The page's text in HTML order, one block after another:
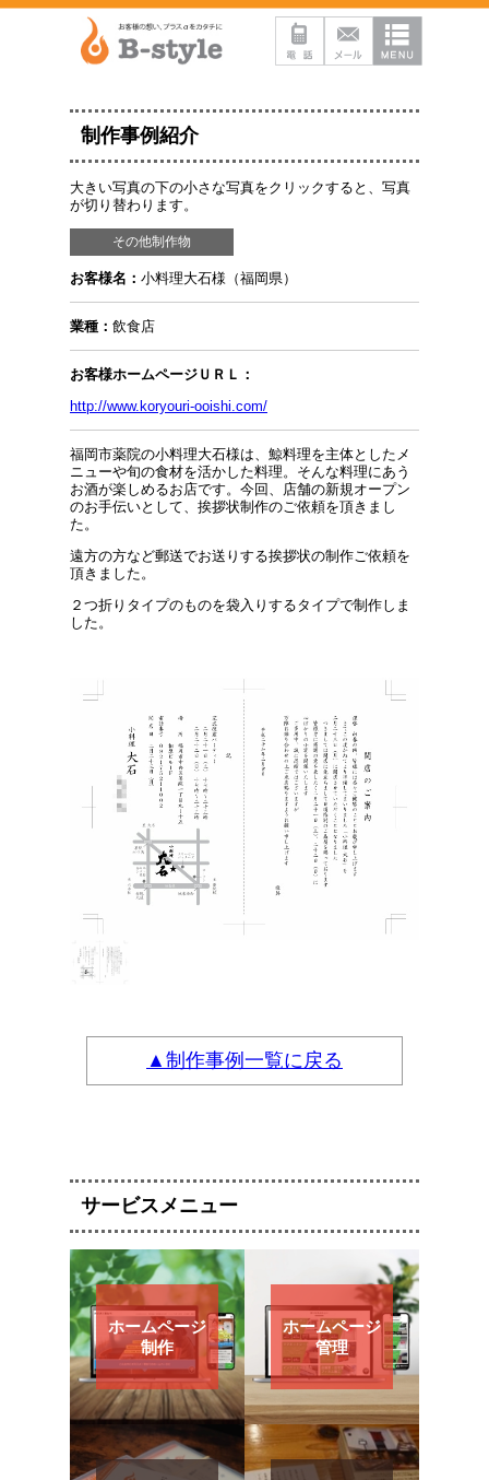
制作事例紹介
大きい写真の下の小さな写真をクリックすると、写真
が切り替わります。
その他制作物
お客様名： 小料理大石様（福岡県）
業種： 飲食店
お客様ホームページＵＲＬ：
http://www.koryouri-ooishi.com/
福岡市薬院の小料理大石様は、鯨料理を主体としたメ
ニューや旬の食材を活かした料理。そんな料理にあう
お酒が楽しめるお店です。今回、店舗の新規オープン
のお手伝いとして、挨拶状制作のご依頼を頂きまし
た。
遠方の方など郵送でお送りする挨拶状の制作ご依頼を
頂きました。
２つ折りタイプのものを袋入りするタイプで制作しま
した。
▲制作事例一覧に戻る
サービスメニュー
ホームページ
制作
ホームページ
管理